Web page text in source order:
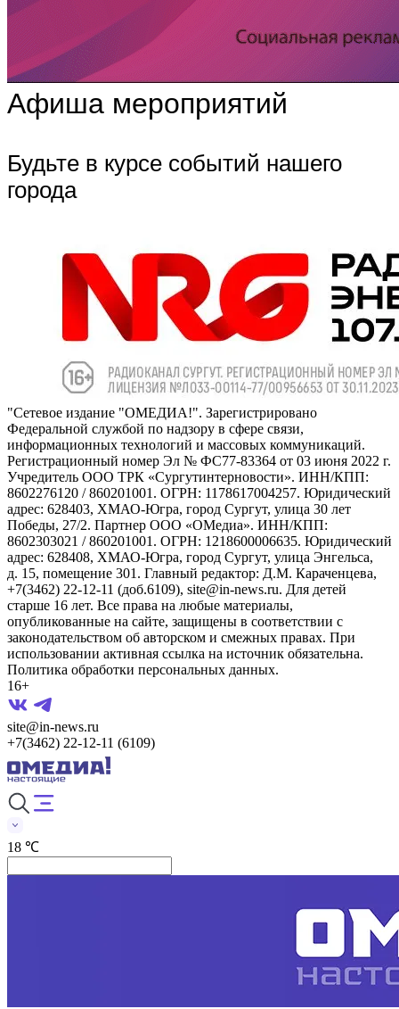
Афиша мероприятий
Будьте в курсе событий нашего
города
"Сетевое издание "ОМЕДИА!". Зарегистрировано
Федеральной службой по надзору в сфере связи,
информационных технологий и массовых коммуникаций.
Регистрационный номер Эл № ФС77-83364 от 03 июня 2022 г.
Учредитель ООО ТРК «Сургутинтерновости». ИНН/КПП:
8602276120 / 860201001. ОГРН: 1178617004257. Юридический
адрес: 628403, ХМАО-Югра, город Сургут, улица 30 лет
Победы, 27/2. Партнер ООО «ОМедиа». ИНН/КПП:
8602303021 / 860201001. ОГРН: 1218600006635. Юридический
адрес: 628408, ХМАО-Югра, город Сургут, улица Энгельса,
д. 15, помещение 301. Главный редактор: Д.М. Караченцева,
+7(3462) 22-12-11 (доб.6109), site@in-news.ru. Для детей
старше 16 лет. Все права на любые материалы,
опубликованные на сайте, защищены в соответствии с
законодательством об авторском и смежных правах. При
использовании активная ссылка на источник обязательна.
Политика обработки персональных данных.
16+
site@in-news.ru
+7(3462) 22-12-11 (6109)
18 ℃